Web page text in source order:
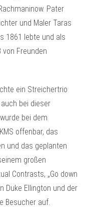
Pater
und Maler Taras
1861 lebte und als
von Freunden
ein Streichertrio
auch bei dieser
bei dem
offenbar, das
und das geplanten
großen
Contrasts, „Go down
Duke Ellington und der
Besucher auf.